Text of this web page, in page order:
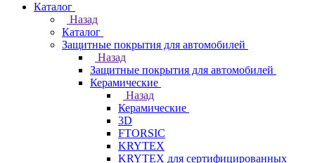
Каталог
Назад
Каталог
Защитные покрытия для автомобилей
Назад
Защитные покрытия для автомобилей
Керамические
Назад
Керамические
3D
FTORSIC
KRYTEX
KRYTEX для сертифицированных